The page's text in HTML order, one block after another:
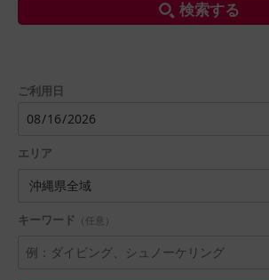
検索する
ご利用日
エリア
キーワード （任意）